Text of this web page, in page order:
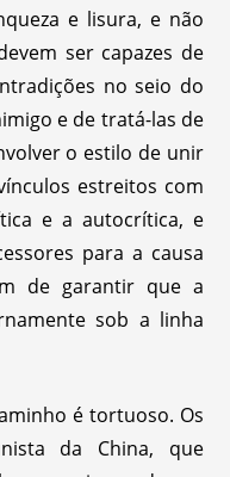
e lisura, e não
ser capazes de
no seio do
e de tratá-las de
o estilo de unir
estreitos com
e a autocrítica, e
para a causa
de garantir que a
sob a linha
é tortuoso. Os
da China, que